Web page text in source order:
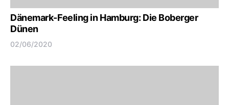
Dänemark-Feeling in Hamburg: Die Boberger
Dünen
02/06/2020